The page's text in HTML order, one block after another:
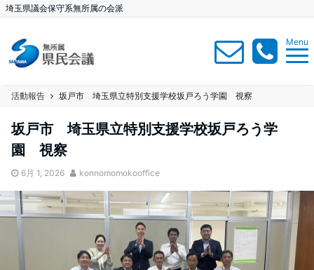
埼玉県議会保守系無所属の会派
Menu
活動報告 坂戸市 埼玉県立特別支援学校坂戸ろう学園 視察
坂戸市 埼玉県立特別支援学校坂戸ろう学
園 視察
6月 1, 2026 konnomomokooffice